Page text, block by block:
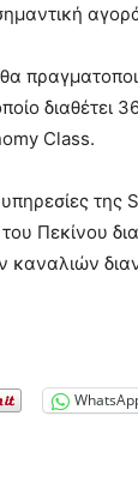
διαθέτει
Class.
υπηρεσίες
Πεκίνου